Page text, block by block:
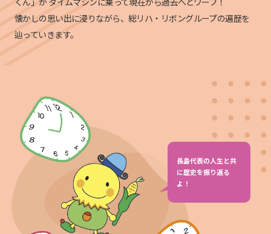
懐かしの思い出に浸りながら、総リハ・リボングループの遍歴を
辿っていきます。
長島代表の人生と共
に歴史を振り返る
よ！